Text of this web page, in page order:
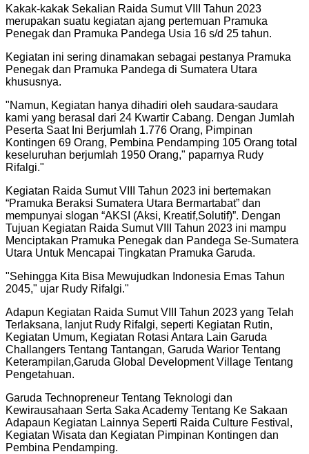
Kakak-kakak Sekalian Raida Sumut VIII Tahun 2023
merupakan suatu kegiatan ajang pertemuan Pramuka
Penegak dan Pramuka Pandega Usia 16 s/d 25 tahun.
Kegiatan ini sering dinamakan sebagai pestanya Pramuka
Penegak dan Pramuka Pandega di Sumatera Utara
khususnya.
"Namun, Kegiatan hanya dihadiri oleh saudara-saudara
kami yang berasal dari 24 Kwartir Cabang. Dengan Jumlah
Peserta Saat Ini Berjumlah 1.776 Orang, Pimpinan
Kontingen 69 Orang, Pembina Pendamping 105 Orang total
keseluruhan berjumlah 1950 Orang," paparnya Rudy
Rifalgi."
Kegiatan Raida Sumut VIII Tahun 2023 ini bertemakan
“Pramuka Beraksi Sumatera Utara Bermartabat” dan
mempunyai slogan “AKSI (Aksi, Kreatif,Solutif)”. Dengan
Tujuan Kegiatan Raida Sumut VIII Tahun 2023 ini mampu
Menciptakan Pramuka Penegak dan Pandega Se-Sumatera
Utara Untuk Mencapai Tingkatan Pramuka Garuda.
"Sehingga Kita Bisa Mewujudkan Indonesia Emas Tahun
2045," ujar Rudy Rifalgi."
Adapun Kegiatan Raida Sumut VIII Tahun 2023 yang Telah
Terlaksana, lanjut Rudy Rifalgi, seperti Kegiatan Rutin,
Kegiatan Umum, Kegiatan Rotasi Antara Lain Garuda
Challangers Tentang Tantangan, Garuda Warior Tentang
Keterampilan,Garuda Global Development Village Tentang
Pengetahuan.
Garuda Technopreneur Tentang Teknologi dan
Kewirausahaan Serta Saka Academy Tentang Ke Sakaan
Adapaun Kegiatan Lainnya Seperti Raida Culture Festival,
Kegiatan Wisata dan Kegiatan Pimpinan Kontingen dan
Pembina Pendamping.